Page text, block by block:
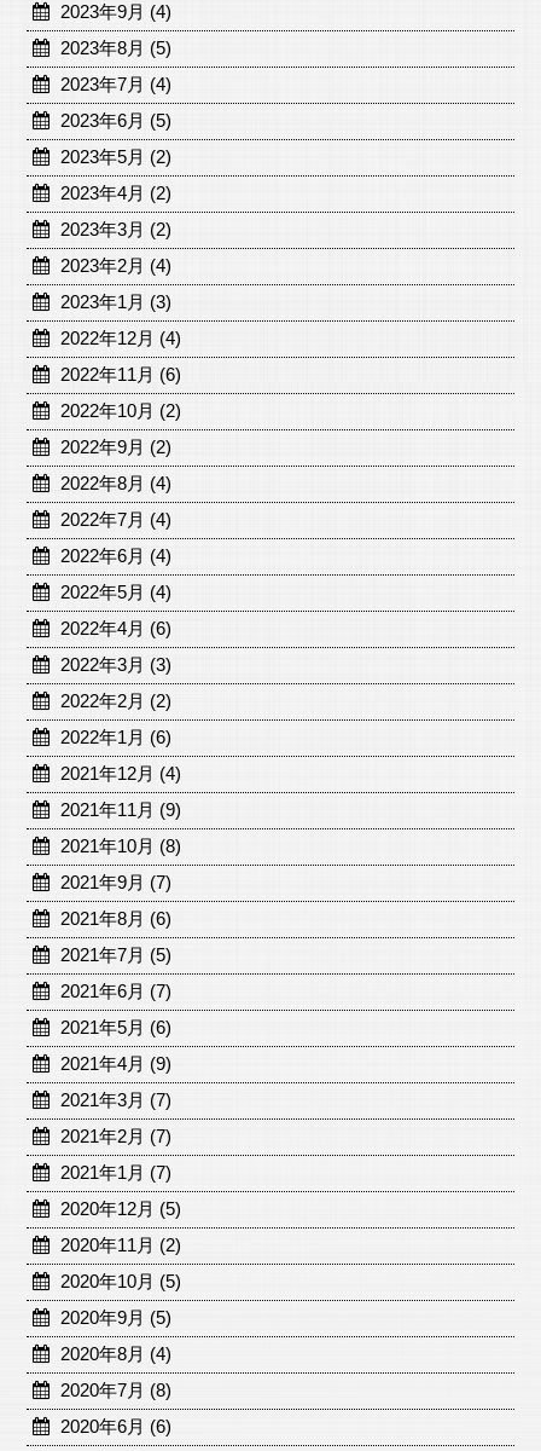
2023年9月 (4)
2023年8月 (5)
2023年7月 (4)
2023年6月 (5)
2023年5月 (2)
2023年4月 (2)
2023年3月 (2)
2023年2月 (4)
2023年1月 (3)
2022年12月 (4)
2022年11月 (6)
2022年10月 (2)
2022年9月 (2)
2022年8月 (4)
2022年7月 (4)
2022年6月 (4)
2022年5月 (4)
2022年4月 (6)
2022年3月 (3)
2022年2月 (2)
2022年1月 (6)
2021年12月 (4)
2021年11月 (9)
2021年10月 (8)
2021年9月 (7)
2021年8月 (6)
2021年7月 (5)
2021年6月 (7)
2021年5月 (6)
2021年4月 (9)
2021年3月 (7)
2021年2月 (7)
2021年1月 (7)
2020年12月 (5)
2020年11月 (2)
2020年10月 (5)
2020年9月 (5)
2020年8月 (4)
2020年7月 (8)
2020年6月 (6)